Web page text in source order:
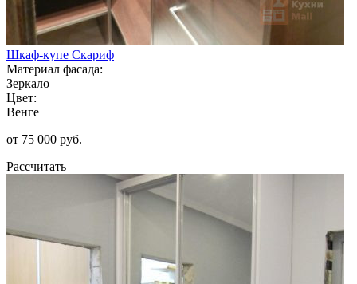
Шкаф-купе Скариф
Материал фасада:
Зеркало
Цвет:
Венге
от 75 000 руб.
Рассчитать